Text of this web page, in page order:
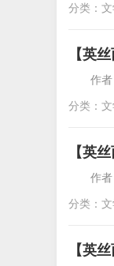
分类：
【英
作
分类：
【英
作
分类：
【英